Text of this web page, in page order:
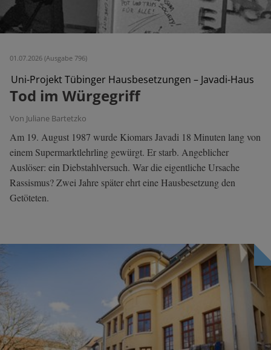
01.07.2026 (Ausgabe 796)
Uni-Projekt Tübinger Hausbesetzungen – Javadi-Haus
Tod im Würgegriff
Von Juliane Bartetzko
Am 19. August 1987 wurde Kiomars Javadi 18 Minuten lang von
einem Supermarktlehrling gewürgt. Er starb. Angeblicher
Auslöser: ein Diebstahlversuch. War die eigentliche Ursache
Rassismus? Zwei Jahre später ehrt eine Hausbesetzung den
Getöteten.